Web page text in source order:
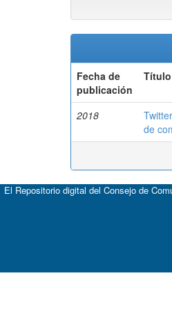
Fecha de
publicación
Título
2018
de
El Repositorio digital del Consejo de